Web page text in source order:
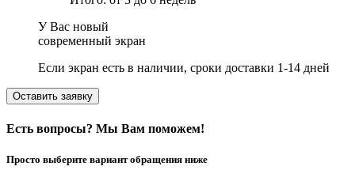
У Вас новый
современный экран
Если экран есть в наличии, сроки доставки 1-14 дней
Оставить заявку
Есть вопросы? Мы Вам поможем!
Просто выберите вариант обращения ниже